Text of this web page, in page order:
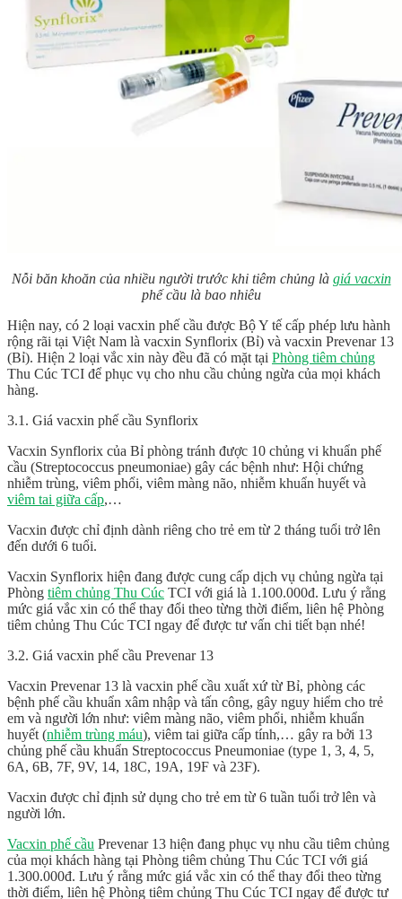
Nỗi băn khoăn của nhiều người trước khi tiêm chủng là giá vacxin
phế cầu là bao nhiêu
Hiện nay, có 2 loại vacxin phế cầu được Bộ Y tế cấp phép lưu hành
rộng rãi tại Việt Nam là vacxin Synflorix (Bỉ) và vacxin Prevenar 13
(Bỉ). Hiện 2 loại vắc xin này đều đã có mặt tại Phòng tiêm chủng
Thu Cúc TCI để phục vụ cho nhu cầu chủng ngừa của mọi khách
hàng.
3.1. Giá vacxin phế cầu Synflorix
Vacxin Synflorix của Bỉ phòng tránh được 10 chủng vi khuẩn phế
cầu (Streptococcus pneumoniae) gây các bệnh như: Hội chứng
nhiễm trùng, viêm phổi, viêm màng não, nhiễm khuẩn huyết và
viêm tai giữa cấp,…
Vacxin được chỉ định dành riêng cho trẻ em từ 2 tháng tuổi trở lên
đến dưới 6 tuổi.
Vacxin Synflorix hiện đang được cung cấp dịch vụ chủng ngừa tại
Phòng tiêm chủng Thu Cúc TCI với giá là 1.100.000đ. Lưu ý rằng
mức giá vắc xin có thể thay đổi theo từng thời điểm, liên hệ Phòng
tiêm chủng Thu Cúc TCI ngay để được tư vấn chi tiết bạn nhé!
3.2. Giá vacxin phế cầu Prevenar 13
Vacxin Prevenar 13 là vacxin phế cầu xuất xứ từ Bỉ, phòng các
bệnh phế cầu khuẩn xâm nhập và tấn công, gây nguy hiểm cho trẻ
em và người lớn như: viêm màng não, viêm phổi, nhiễm khuẩn
huyết (nhiễm trùng máu), viêm tai giữa cấp tính,… gây ra bởi 13
chủng phế cầu khuẩn Streptococcus Pneumoniae (type 1, 3, 4, 5,
6A, 6B, 7F, 9V, 14, 18C, 19A, 19F và 23F).
Vacxin được chỉ định sử dụng cho trẻ em từ 6 tuần tuổi trở lên và
người lớn.
Vacxin phế cầu Prevenar 13 hiện đang phục vụ nhu cầu tiêm chủng
của mọi khách hàng tại Phòng tiêm chủng Thu Cúc TCI với giá
1.300.000đ. Lưu ý rằng mức giá vắc xin có thể thay đổi theo từng
thời điểm, liên hệ Phòng tiêm chủng Thu Cúc TCI ngay để được tư